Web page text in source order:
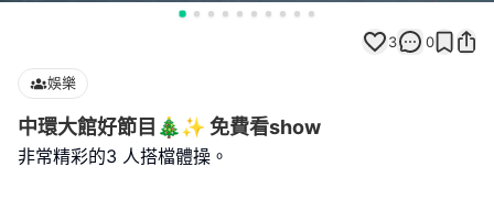
3 0
娛樂
中環大館好節目🎄✨ 免費看show
非常精彩的3 人搭檔體操。